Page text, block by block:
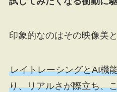
印象的なのはその映像美
レイトレーシングとAI機
り、リアルさが際立ち、